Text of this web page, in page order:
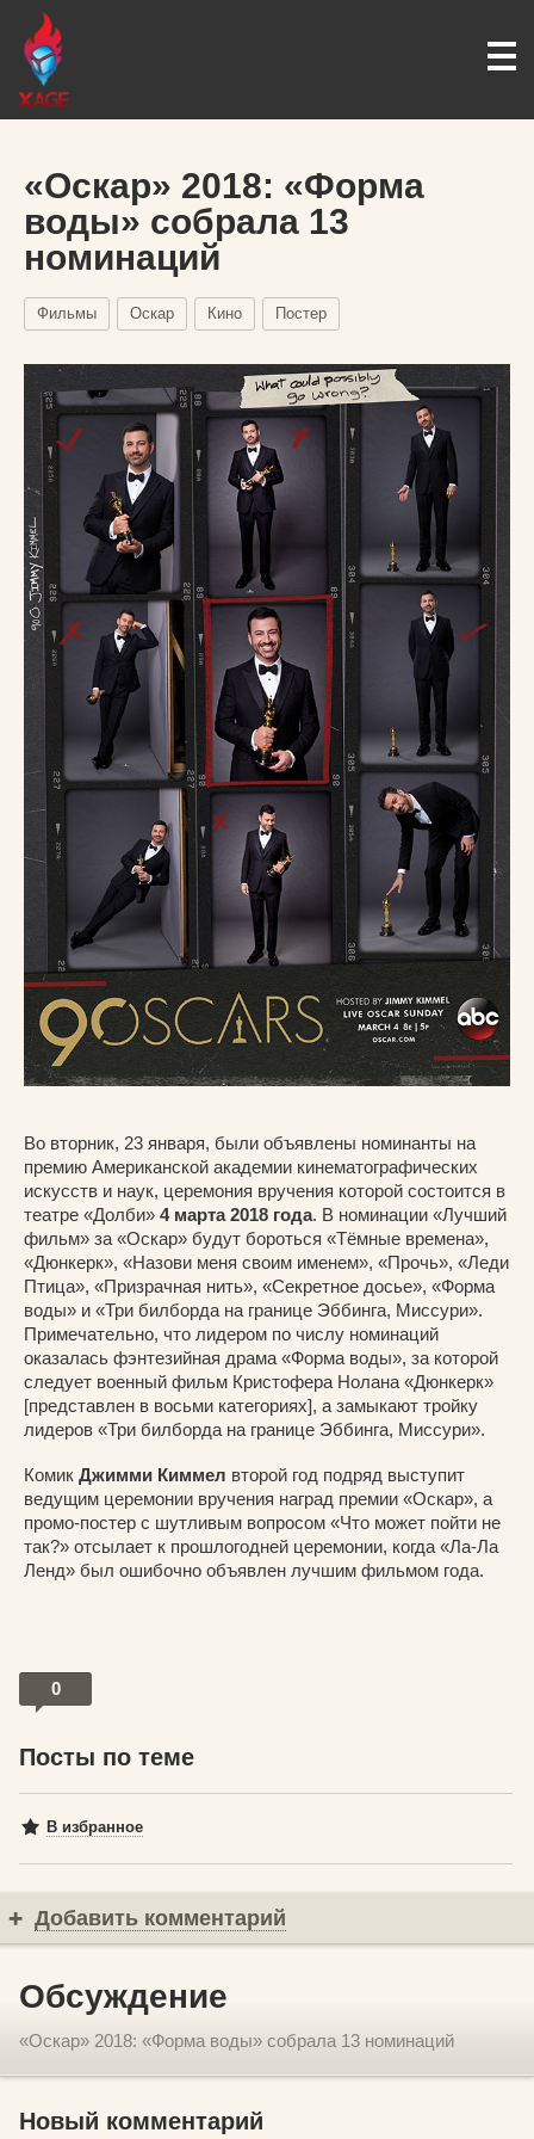
«Оскар» 2018: «Форма
воды» собрала 13
номинаций
Фильмы Оскар Кино Постер
Во вторник, 23 января, были объявлены номинанты на
премию Американской академии кинематографических
искусств и наук, церемония вручения которой состоится в
театре «Долби» 4 марта 2018 года. В номинации «Лучший
фильм» за «Оскар» будут бороться «Тёмные времена»,
«Дюнкерк», «Назови меня своим именем», «Прочь», «Леди
Птица», «Призрачная нить», «Секретное досье», «Форма
воды» и «Три билборда на границе Эббинга, Миссури».
Примечательно, что лидером по числу номинаций
оказалась фэнтезийная драма «Форма воды», за которой
следует военный фильм Кристофера Нолана «Дюнкерк»
[представлен в восьми категориях], а замыкают тройку
лидеров «Три билборда на границе Эббинга, Миссури».
Комик Джимми Киммел второй год подряд выступит
ведущим церемонии вручения наград премии «Оскар», а
промо-постер с шутливым вопросом «Что может пойти не
так?» отсылает к прошлогодней церемонии, когда «Ла-Ла
Ленд» был ошибочно объявлен лучшим фильмом года.
0
Посты по теме
В избранное
Добавить комментарий
Обсуждение
«Оскар» 2018: «Форма воды» собрала 13 номинаций
Новый комментарий